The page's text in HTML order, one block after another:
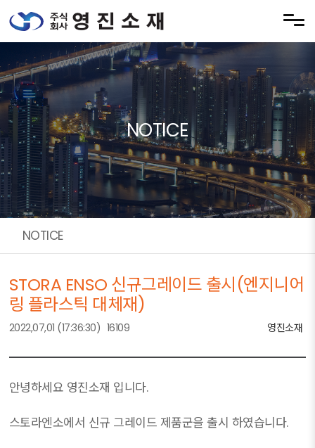
Skip to menu
NOTICE
NOTICE
STORA ENSO 신규그레이드 출시(엔지니어
링 플라스틱 대체재)
영진소재
2022,07,01 (17:36:30) 16109
안녕하세요 영진소재 입니다.
스토라엔소에서 신규 그레이드 제품군을 출시 하였습니다.